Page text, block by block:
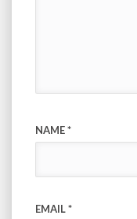
NAME*
EMAIL*